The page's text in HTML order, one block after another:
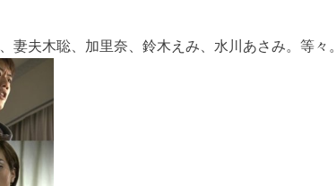
妻夫木聡、加里奈、鈴木えみ、水川あさみ。等々。